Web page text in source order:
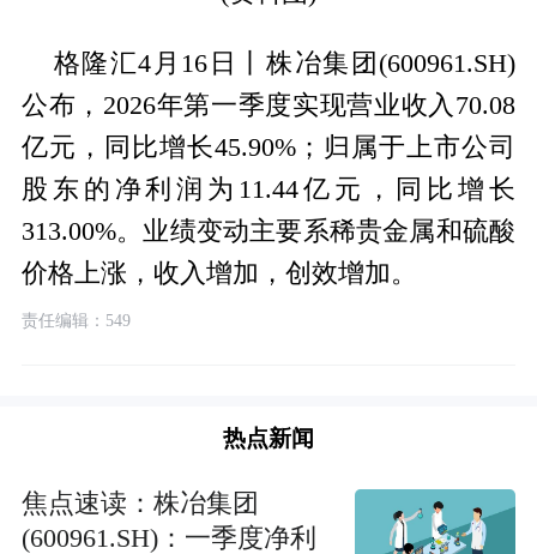
格隆汇4月16日丨株冶集团(600961.SH)
公布，2026年第一季度实现营业收入70.08
亿元，同比增长45.90%；归属于上市公司
股东的净利润为11.44亿元，同比增长
313.00%。业绩变动主要系稀贵金属和硫酸
价格上涨，收入增加，创效增加。
责任编辑：549
热点新闻
焦点速读：株冶集团
(600961.SH)：一季度净利